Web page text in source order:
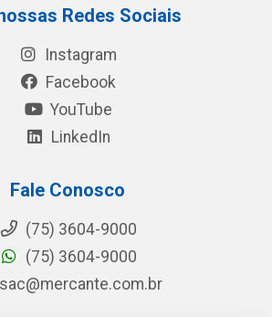
Redes Sociais
Instagram
Facebook
YouTube
LinkedIn
Fale Conosco
(75) 3604-9000
(75) 3604-9000
sac@mercante.com.br